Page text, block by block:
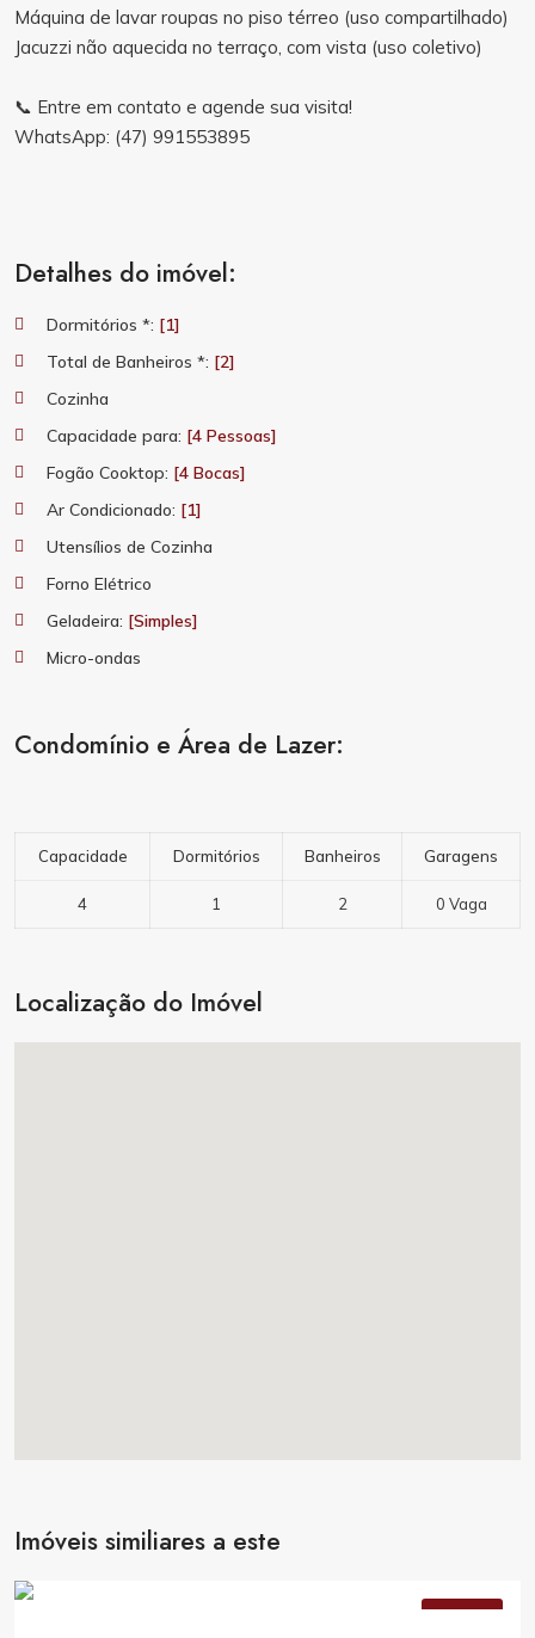
Máquina de lavar roupas no piso térreo (uso compartilhado)
Jacuzzi não aquecida no terraço, com vista (uso coletivo)
📞 Entre em contato e agende sua visita!
WhatsApp: (47) 991553895
Detalhes do imóvel:
Dormitórios *: [1]
Total de Banheiros *: [2]
Cozinha
Capacidade para: [4 Pessoas]
Fogão Cooktop: [4 Bocas]
Ar Condicionado: [1]
Utensílios de Cozinha
Forno Elétrico
Geladeira: [Simples]
Micro-ondas
Condomínio e Área de Lazer:
Capacidade Dormitórios Banheiros Garagens
4 1 2 0 Vaga
Localização do Imóvel
Imóveis similiares a este
VENDA